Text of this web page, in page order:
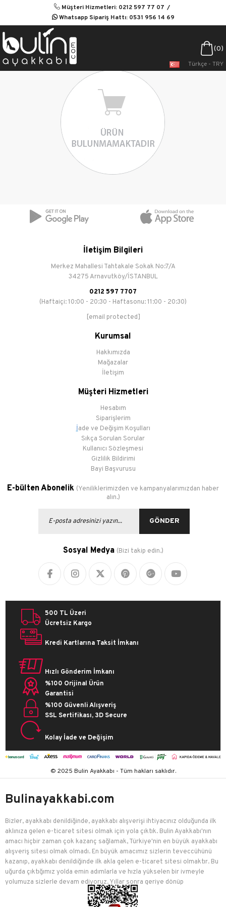
Müşteri Hizmetleri: 0212 597 77 07
Whatsapp Sipariş Hattı: 0531 956 14 69
0
Türkçe - TRY
İletişim Bilgileri
Merkez Mahallesi Tahtakale Sokak No:7/A
34275 Arnavutköy/İSTANBUL
0212 597 7707
(Haftaiçi: 10:00 - 20:30 - Haftasonu: 11:00 - 20:30)
[email protected]
Kurumsal
Hakkımızda
Mağazalar
İletişim
Müşteri Hizmetleri
Hesabım
Siparişlerim
İade ve Değişim Koşulları
Sıkça Sorulan Sorular
Kullanıcı Sözleşmesi
Gizlilik Bildirimi
Bayi Başvurusu
E-bülten Abonelik (Yeniliklerimizden ve kampanyalarımızdan haber
alın.)
GÖNDER
Sosyal Medya (Bizi takip edin.)
500 TL Üzeri
Ücretsiz Kargo
Kredi Kartlarına Taksit İmkanı
Hızlı Gönderim İmkanı
%100 Orijinal Ürün
Garantisi
%100 Güvenli Alışveriş
SSL Sertifikası, 3D Secure
Kolay İade ve Değişim
© 2025 Bulin Ayakkabı - Tüm hakları saklıdır.
Bulinayakkabi.com
Bizler, ayakkabı denildiğinde, ayakkabı alışverişi ihtiyacınız olduğunda ilk
aklınıza gelen e-ticaret sitesi olmak için yola çıktık. Bulin Ayakkabı'nın
amacı hiçbir zaman çok kazanç sağlamak, Türkiye'nin en büyük ayakkabı
alışveriş sitesi olmak olmadı. En büyük amacımız sizlerin teveccühünü
kazanıp, ayakkabı denildiğinde ilk akla gelen e-ticaret sitesi olmaktır. Bu
uğurda çıktığımız yolda emin adımlarla ve hızla yükselen bir ivmeyle
yolumuza sizlerle devam ediyoruz. Yıllar sonra geriye dönüp
baktığımızda birçok mutlu müşteriyi edindiğimiz için çok mutluyuz.